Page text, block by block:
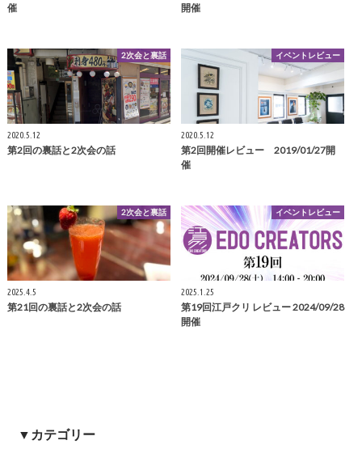
催
開催
2次会と裏話
2020.5.12
第2回の裏話と2次会の話
イベントレビュー
2020.5.12
第2回開催レビュー 2019/01/27開
催
2次会と裏話
2025.4.5
第21回の裏話と2次会の話
イベントレビュー
2025.1.25
第19回江戸クリ レビュー 2024/09/28
開催
▼カテゴリー